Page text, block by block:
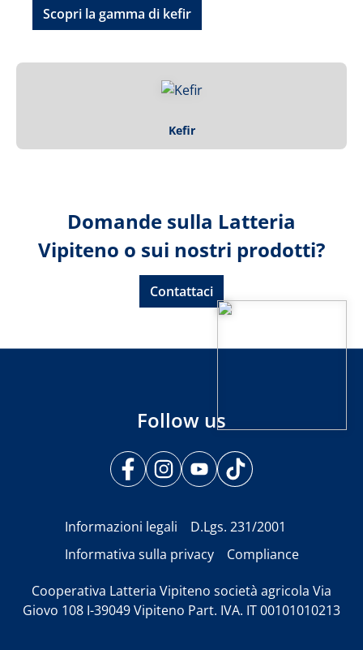
Scopri la gamma di kefir
Kefir
Domande sulla Latteria
Vipiteno o sui nostri prodotti?
Contattaci
Follow us
Informazioni legali
D.Lgs. 231/2001
Informativa sulla privacy
Compliance
Cooperativa Latteria Vipiteno società agricola Via
Giovo 108 I-39049 Vipiteno Part. IVA. IT 00101010213